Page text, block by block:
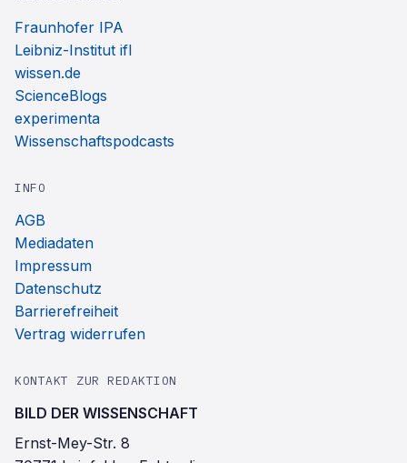
Fraunhofer IPA
Leibniz-Institut ifl
wissen.de
ScienceBlogs
experimenta
Wissenschaftspodcasts
INFO
AGB
Mediadaten
Impressum
Datenschutz
Barrierefreiheit
Vertrag widerrufen
KONTAKT ZUR REDAKTION
BILD DER WISSENSCHAFT
Ernst-Mey-Str. 8